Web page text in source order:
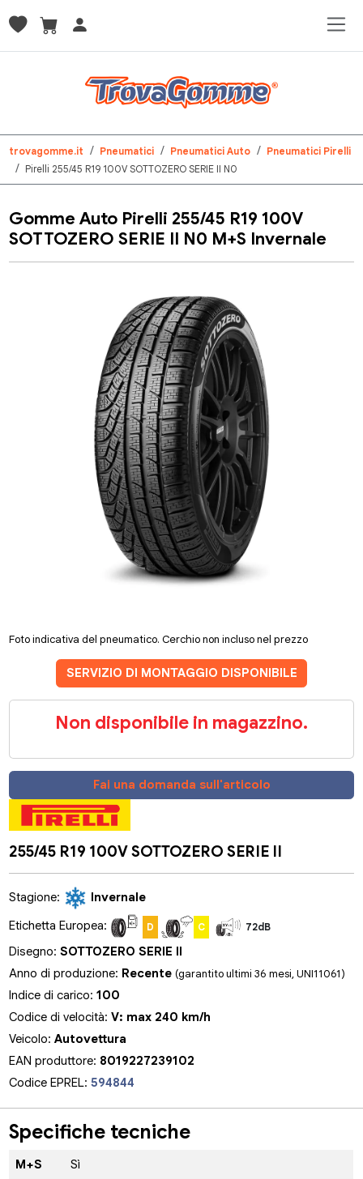
trovagomme.it Pneumatici Pneumatici Auto
Pneumatici Pirelli
Pirelli 255/45 R19 100V SOTTOZERO SERIE II N0
Gomme Auto Pirelli 255/45 R19 100V
SOTTOZERO SERIE II N0 M+S Invernale
Foto indicativa del pneumatico. Cerchio non incluso nel prezzo
SERVIZIO DI MONTAGGIO DISPONIBILE
Non disponibile in magazzino.
Fai una domanda sull'articolo
255/45 R19 100V SOTTOZERO SERIE II
Stagione:
Invernale
Etichetta Europea:
D C 72dB
Disegno:SOTTOZERO SERIE II
Anno di produzione: Recente(garantito ultimi 36 mesi, UNI11061)
Indice di carico:100
Codice di velocità:V: max 240 km/h
Veicolo:Autovettura
EAN produttore: 8019227239102
Codice EPREL:594844
Specifiche tecniche
M+S Sì